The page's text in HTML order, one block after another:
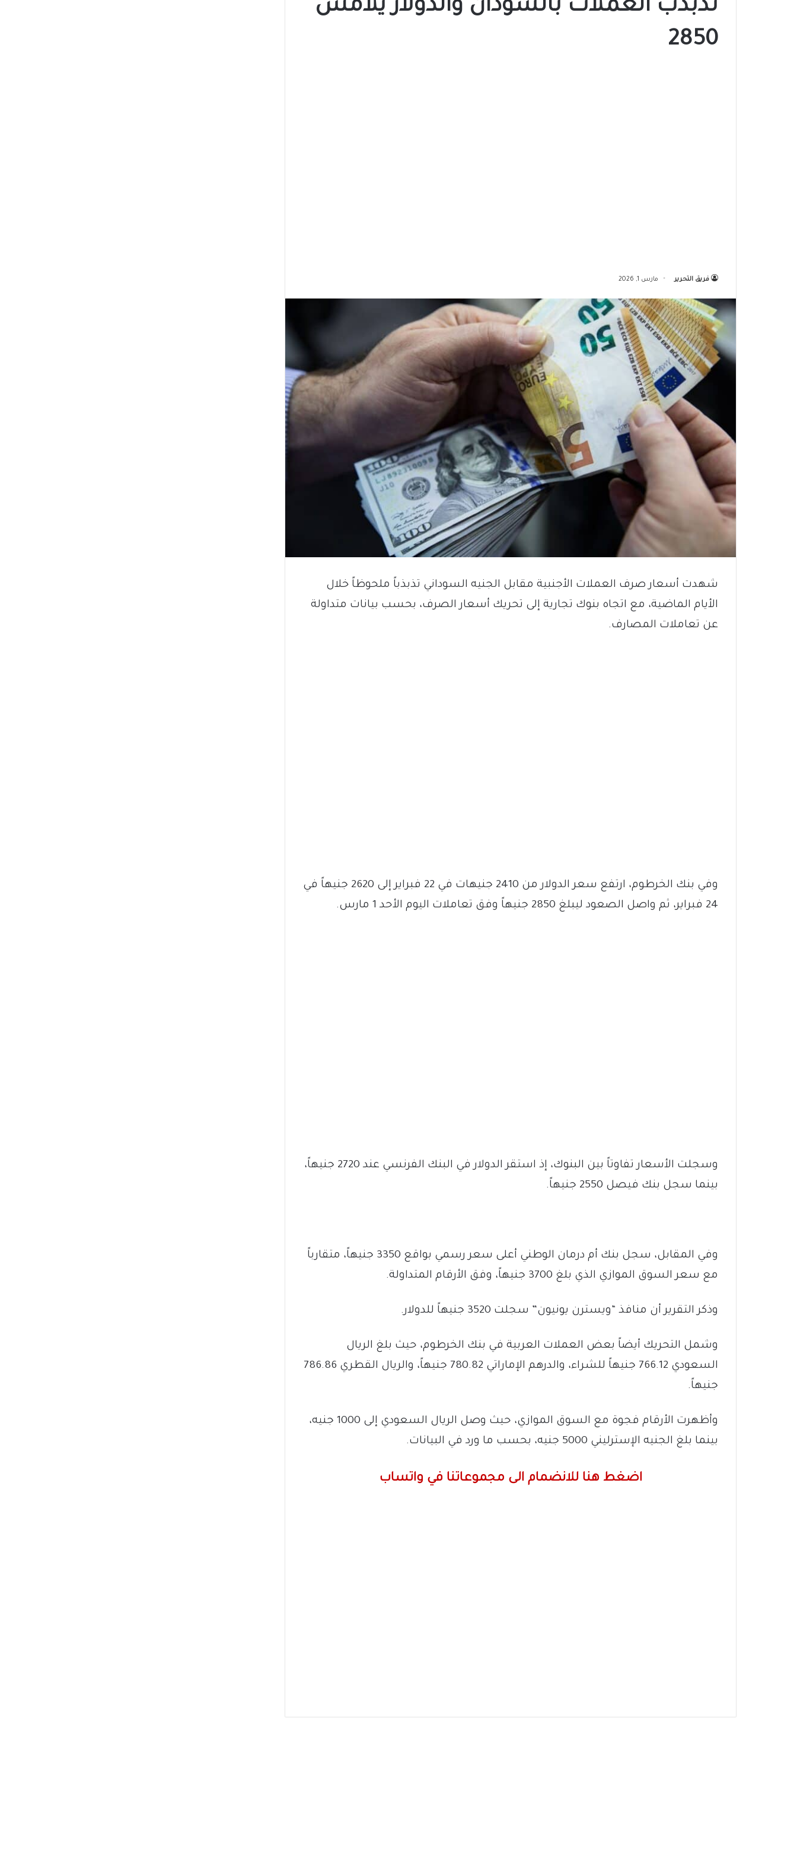
تذبذب العملات بالسودان والدولار يلامس
2850
فريق التحرير مارس 1, 2026
شهدت أسعار صرف العملات الأجنبية مقابل الجنيه السوداني تذبذباً ملحوظاً خلال
الأيام الماضية، مع اتجاه بنوك تجارية إلى تحريك أسعار الصرف، بحسب بيانات متداولة
عن تعاملات المصارف.
وفي بنك الخرطوم، ارتفع سعر الدولار من 2410 جنيهات في 22 فبراير إلى 2620 جنيهاً في
24 فبراير، ثم واصل الصعود ليبلغ 2850 جنيهاً وفق تعاملات اليوم الأحد 1 مارس.
وسجلت الأسعار تفاوتاً بين البنوك، إذ استقر الدولار في البنك الفرنسي عند 2720 جنيهاً،
بينما سجل بنك فيصل 2550 جنيهاً.
وفي المقابل، سجل بنك أم درمان الوطني أعلى سعر رسمي بواقع 3350 جنيهاً، متقارباً
مع سعر السوق الموازي الذي بلغ 3700 جنيهاً، وفق الأرقام المتداولة.
وذكر التقرير أن منافذ “ويسترن يونيون” سجلت 3520 جنيهاً للدولار.
وشمل التحريك أيضاً بعض العملات العربية في بنك الخرطوم، حيث بلغ الريال
السعودي 766.12 جنيهاً للشراء، والدرهم الإماراتي 780.82 جنيهاً، والريال القطري 786.86
جنيهاً.
وأظهرت الأرقام فجوة مع السوق الموازي، حيث وصل الريال السعودي إلى 1000 جنيه،
بينما بلغ الجنيه الإسترليني 5000 جنيه، بحسب ما ورد في البيانات.
اضغط هنا للانضمام الى مجموعاتنا في واتساب